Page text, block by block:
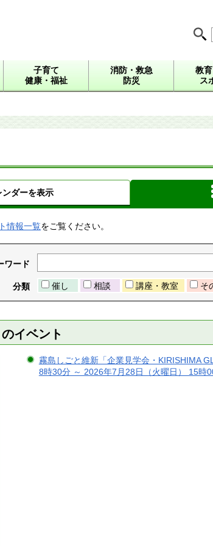
子育て
健康・福祉
消防・救急
防災
教
ス
ンダーを表示
情報一覧をご覧ください。
ワード
分類 催し 相談 講座・教室 そ
イベント
霧島しごと維新「企業見学会・KIRISHIMA
8時30分 ～ 2026年7月28日（火曜日） 15時